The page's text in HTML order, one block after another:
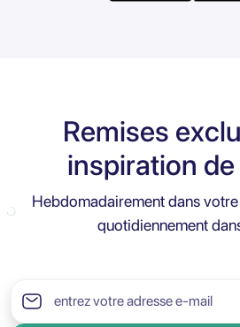
Remises
inspiration
Hebdomadairement dans
quotidiennement